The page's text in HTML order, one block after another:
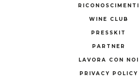
RICONOSCIMENTI
WINE CLUB
PRESSKIT
PARTNER
LAVORA CON NOI
PRIVACY POLICY